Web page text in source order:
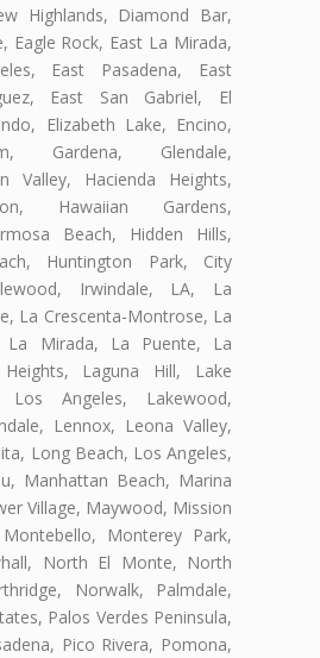
Highlands, Diamond Bar,
Eagle Rock, East La Mirada,
East Pasadena, East
East San Gabriel, El
Elizabeth Lake, Encino,
Gardena, Glendale,
Valley, Hacienda Heights,
Hawaiian Gardens,
Beach, Hidden Hills,
Huntington Park, City
Irwindale, LA, La
La Crescenta-Montrose, La
La Mirada, La Puente, La
Laguna Hill, Lake
Los Angeles, Lakewood,
Lennox, Leona Valley,
Long Beach, Los Angeles,
Manhattan Beach, Marina
Village, Maywood, Mission
Monterey Park,
North El Monte, North
Norwalk, Palmdale,
Palos Verdes Peninsula,
Pico Rivera, Pomona,